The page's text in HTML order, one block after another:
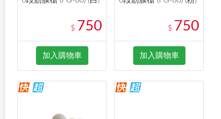
$ 750
加入購物車
$ 750
加入購物車